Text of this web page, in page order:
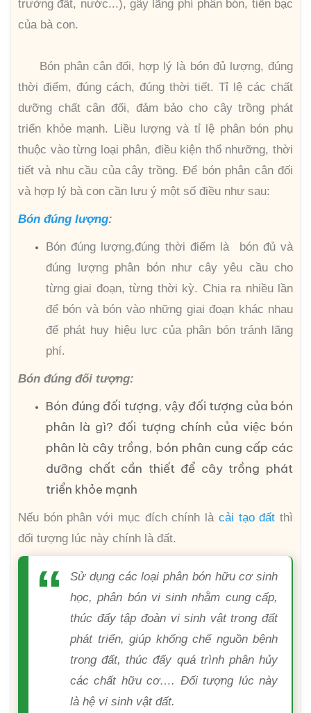
trường đất, nước...), gây lãng phí phân bón, tiền bạc
của bà con.
Bón phân cân đối, hợp lý là bón đủ lượng, đúng
thời điểm, đúng cách, đúng thời tiết. Tỉ lệ các chất
dưỡng chất cân đối, đảm bảo cho cây trồng phát
triển khỏe mạnh. Liều lượng và tỉ lệ phân bón phụ
thuộc vào từng loại phân, điều kiện thổ nhưỡng, thời
tiết và nhu cầu của cây trồng. Để bón phân cân đối
và hợp lý bà con cần lưu ý một số điều như sau:
Bón đúng lượng:
Bón đúng lượng,đúng thời điểm là bón đủ và
đúng lượng phân bón như cây yêu cầu cho
từng giai đoạn, từng thời kỳ. Chia ra nhiều lần
để bón và bón vào những giai đoạn khác nhau
để phát huy hiệu lực của phân bón tránh lãng
phí.
Bón đúng đối tượng:
Bón đúng đối tượng, vậy đối tượng của bón
phân là gì? đối tượng chính của việc bón
phân là cây trồng, bón phân cung cấp các
dưỡng chất cần thiết để cây trồng phát
triển khỏe mạnh
Nếu bón phân với mục đích chính là cải tạo đất thì
đối tượng lúc này chính là đất.
Sử dụng các loại phân bón hữu cơ sinh
học, phân bón vi sinh nhằm cung cấp,
thúc đẩy tập đoàn vi sinh vật trong đất
phát triển, giúp khống chế nguồn bệnh
trong đất, thúc đẩy quá trình phân hủy
các chất hữu cơ…. Đối tượng lúc này
là hệ vi sinh vật đất.